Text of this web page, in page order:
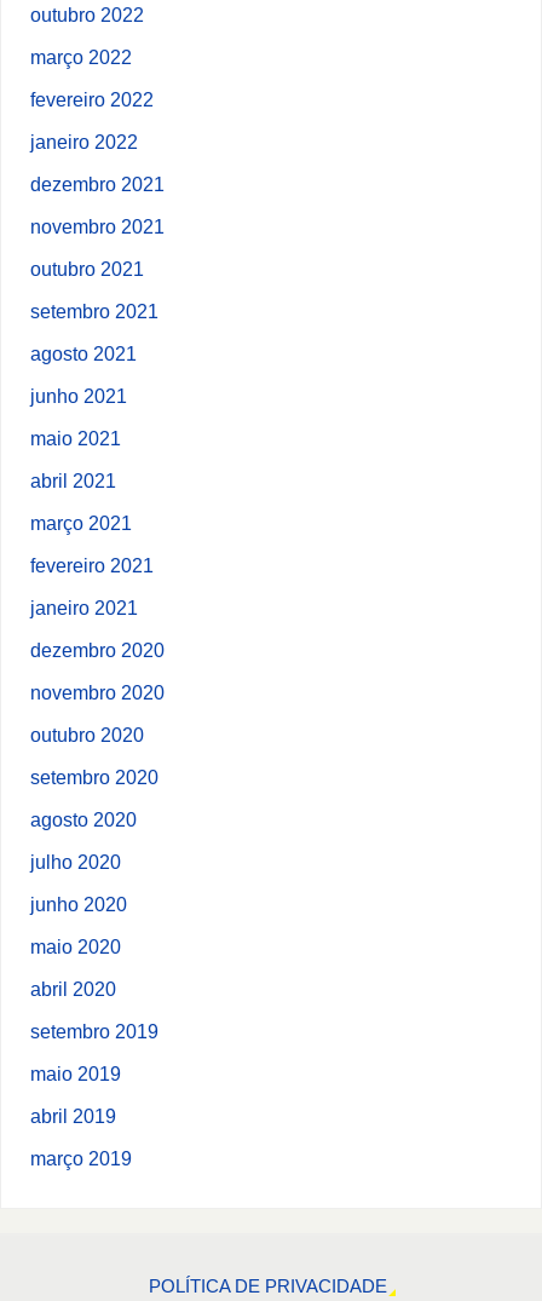
outubro 2022
março 2022
fevereiro 2022
janeiro 2022
dezembro 2021
novembro 2021
outubro 2021
setembro 2021
agosto 2021
junho 2021
maio 2021
abril 2021
março 2021
fevereiro 2021
janeiro 2021
dezembro 2020
novembro 2020
outubro 2020
setembro 2020
agosto 2020
julho 2020
junho 2020
maio 2020
abril 2020
setembro 2019
maio 2019
abril 2019
março 2019
POLÍTICA DE PRIVACIDADE